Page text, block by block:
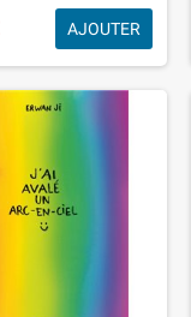
AJOUTER